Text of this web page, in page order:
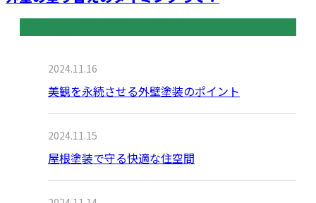
2024.11.16
美観を永続させる外壁塗装のポイント
2024.11.15
屋根塗装で守る快適な住空間